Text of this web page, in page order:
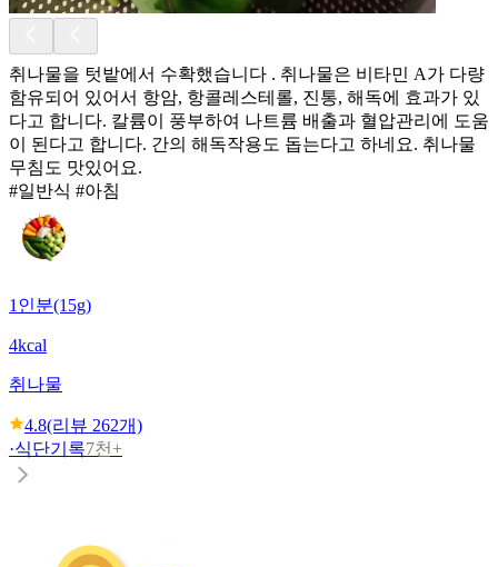
취나물을 텃밭에서 수확했습니다 . 취나물은 비타민 A가 다량
함유되어 있어서 항암, 항콜레스테롤, 진통, 해독에 효과가 있
다고 합니다. 칼륨이 풍부하여 나트륨 배출과 혈압관리에 도움
이 된다고 합니다. 간의 해독작용도 돕는다고 하네요. 취나물
무침도 맛있어요.
#일반식 #아침
1인분(15g)
4kcal
취나물
4.8(리뷰 262개)
·식단기록7천+